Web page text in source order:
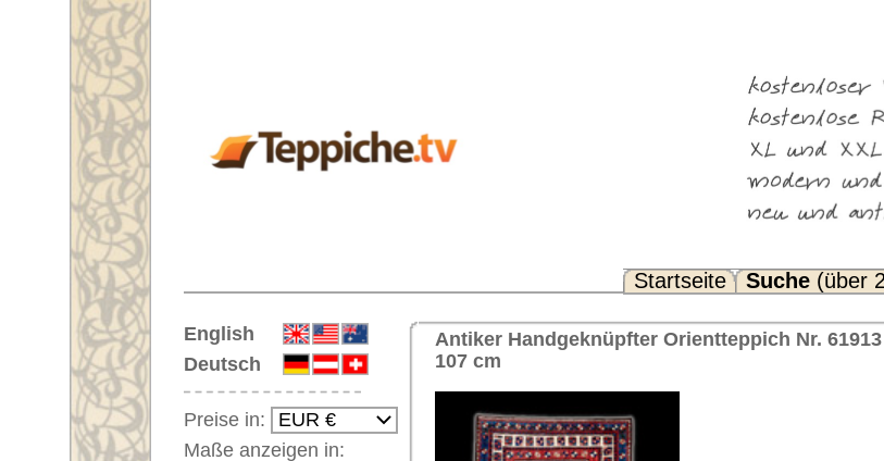
Noch Fragen? FAQ...
English
Deutsch
Preise in:
Maße anzeigen in:
Einloggen
Noch kein Kunden-
Login?